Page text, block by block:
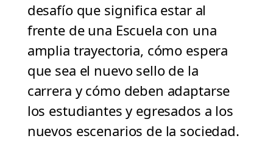
desafío que significa estar al
frente de una Escuela con una
amplia trayectoria, cómo espera
que sea el nuevo sello de la
carrera y cómo deben adaptarse
los estudiantes y egresados a los
nuevos escenarios de la sociedad.